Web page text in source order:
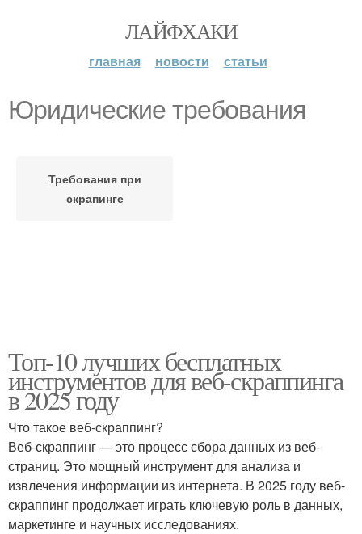
ЛАЙФХАКИ
главная новости статьи
Юридические требования
Требования при
скрапинге
Топ-10 лучших бесплатных
инструментов для веб-скраппинга
в 2025 году
Что такое веб-скраппинг?
Веб-скраппинг — это процесс сбора данных из веб-
страниц. Это мощный инструмент для анализа и
извлечения информации из интернета. В 2025 году веб-
скраппинг продолжает играть ключевую роль в данных,
маркетинге и научных исследованиях.